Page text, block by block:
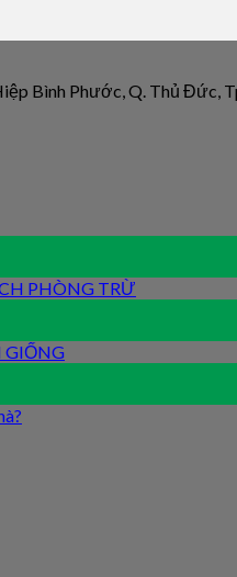
Bình Phước, Q. Thủ Đức,
PHÒNG TRỪ
GIỐNG